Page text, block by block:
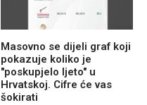
Masovno se dijeli graf koji
pokazuje koliko je
"poskupjelo ljeto" u
Hrvatskoj. Cifre će vas
šokirati